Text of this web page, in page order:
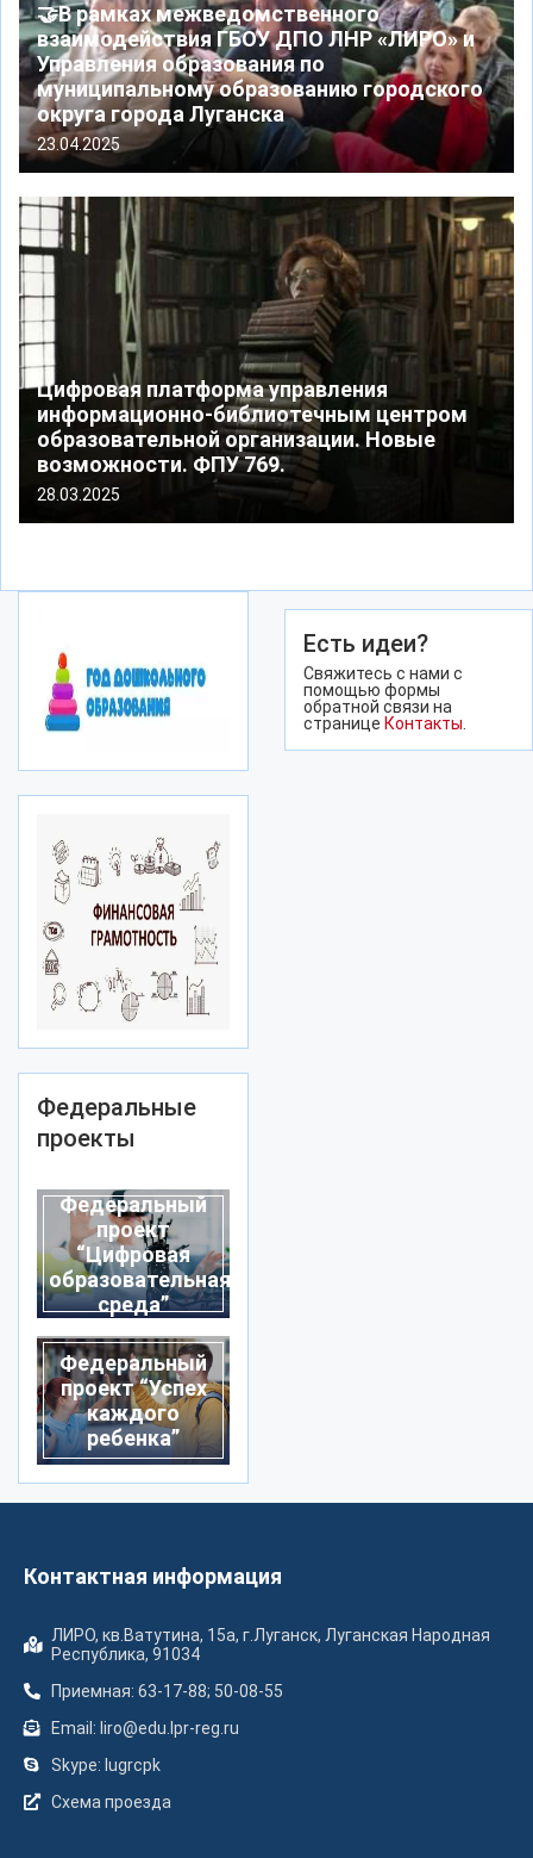
Федеральные
проекты
Федеральный
проект
“Цифровая
образовательная
среда”
Федеральный
проект “Успех
каждого
ребенка”
🤝В рамках межведомственного
взаимодействия ГБОУ ДПО ЛНР «ЛИРО» и
Управления образования по
муниципальному образованию городского
округа города Луганска
23.04.2025
Цифровая платформа управления
информационно-библиотечным центром
образовательной организации. Новые
возможности. ФПУ 769.
28.03.2025
Есть идеи?
Свяжитесь с нами с
помощью формы
обратной связи на
странице Контакты
Контактная информация
ЛИРО, кв.Ватутина, 15а, г.Луганск, Луганская Народная
Республика, 91034
Приемная: 63-17-88; 50-08-55
Email: liro@edu.lpr-reg.ru
Skype: lugrcpk
Схема проезда